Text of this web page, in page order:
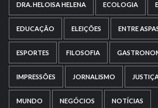
DRA. HELOISA HELENA ECOLOGIA
EDUCAÇÃO ELEIÇÕES ENTRE
ESPORTES FILOSOFIA
IMPRESSÕES JORNALISMO
MUNDO NEGÓCIOS NOTÍCIAS